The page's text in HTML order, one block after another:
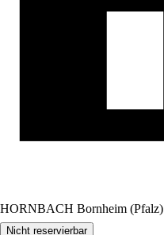
HORNBACH Bornheim (Pfalz)
Nicht reservierbar